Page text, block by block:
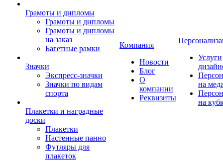
Грамоты и дипломы
Грамоты и дипломы
Грамоты и дипломы
на заказ
Багетные рамки
Значки
Экспресс-значки
Значки по видам
спорта
Плакетки и наградные
доски
Плакетки
Настенные панно
Футляры для
плакеток
Компания
Новости
Блог
О
компании
Реквизиты
Услуги
на
на